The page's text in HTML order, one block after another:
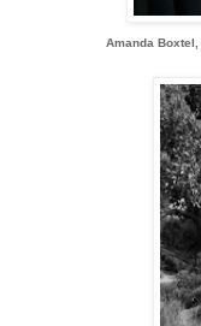
Amanda